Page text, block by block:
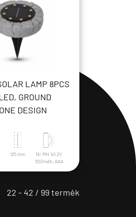
LAMP 8PCS
GROUND
DESIGN
125 mm
Ni-MH 1x1.2V
300mAh, AAA
22 - 42 / 99 termék